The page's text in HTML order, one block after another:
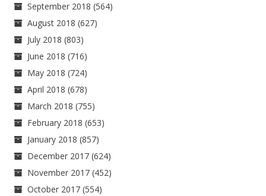
September 2018 (564)
August 2018 (627)
July 2018 (803)
June 2018 (716)
May 2018 (724)
April 2018 (678)
March 2018 (755)
February 2018 (653)
January 2018 (857)
December 2017 (624)
November 2017 (452)
October 2017 (554)